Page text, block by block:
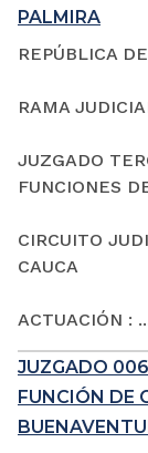
PALMIRA
REPÚBLICA
RAMA
JUZGADO
FUNCIONES
CIRCUITO
CAUCA
ACTUACIÓN :
JUZGADO
FUNCIÓN DE